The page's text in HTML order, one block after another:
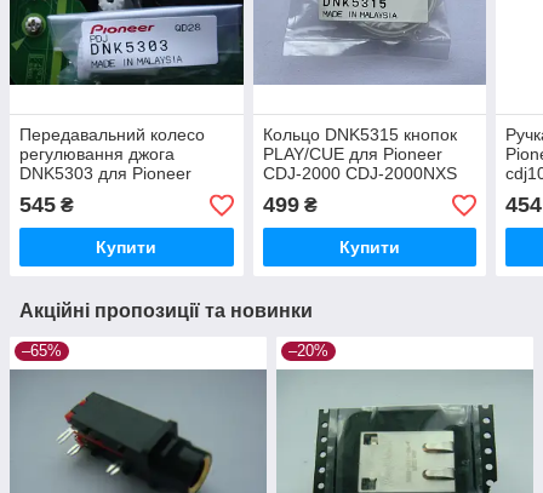
Передавальний колесо
регулювання джога
DNK5303 для Pioneer
CDJ-2000 CDJ-2000nxs
CDJ-2000nxs2 DDJ-RZX
CDJ-TOUR1
545 ₴
Купити
Кольцо DNK5315 кнопок
PLAY/CUE для Pioneer
CDJ-2000 CDJ-2000NXS
CDJ-2000NXS2 CDJ-3000
DDJ-RZX XDJ-XZ
499₴
Купити
454
Акційні пропозиції та новинки
–65% –20%